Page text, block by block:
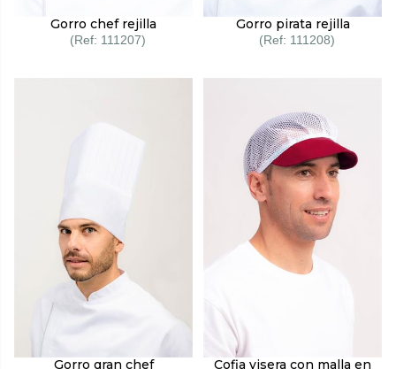
Gorro chef rejilla
111207
Gorro pirata rejilla
111208
Gorro gran chef Cofia visera con malla en